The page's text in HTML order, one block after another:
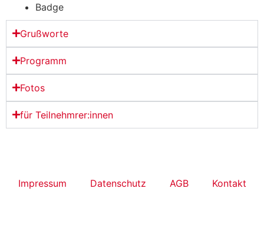
Badge
Grußworte
Programm
Fotos
für Teilnehmrer:innen
Impressum Datenschutz AGB Kontakt